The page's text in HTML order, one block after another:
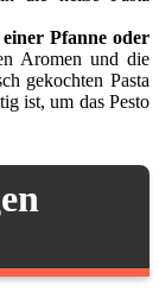
Pfanne oder
Aromen und die
gekochten Pasta
ist, um das Pesto